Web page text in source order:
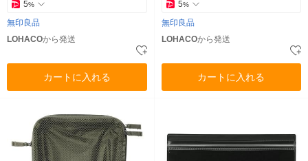
5%
無印良品
LOHACOから発送
カートに入れる
5%
無印良品
LOHACOから発送
カートに入れる